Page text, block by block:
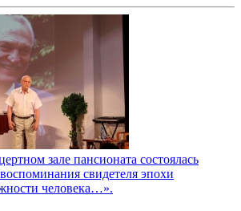
зале пансионата состоялась
свидетеля эпохи
человека…».